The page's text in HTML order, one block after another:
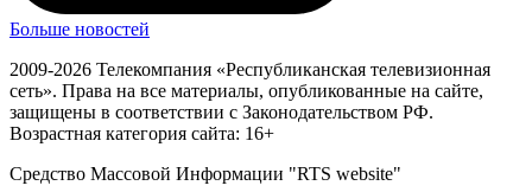
Больше новостей
2009-2026 Телекомпания «Республиканская телевизионная
сеть». Права на все материалы, опубликованные на сайте,
защищены в соответствии с Законодательством РФ.
Возрастная категория сайта: 16+
Средство Массовой Информации "RTS website"